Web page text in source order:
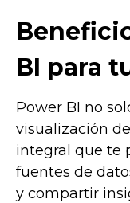
BI para
Power BI no
visualización
integral que te
fuentes de
y compartir